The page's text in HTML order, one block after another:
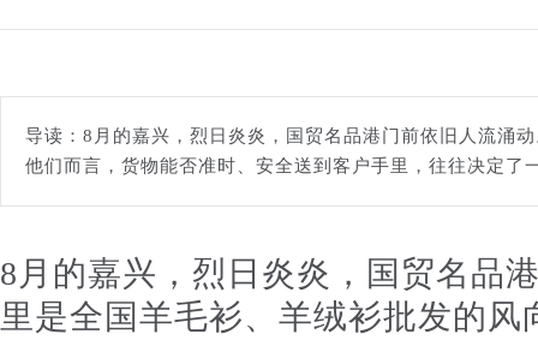
导读：8月的嘉兴，烈日炎炎，国贸名品港门前依旧人流涌
他们而言，货物能否准时、安全送到客户手里，往往决定了
8月的嘉兴，烈日炎炎，国贸名品
里是全国羊毛衫、羊绒衫批发的